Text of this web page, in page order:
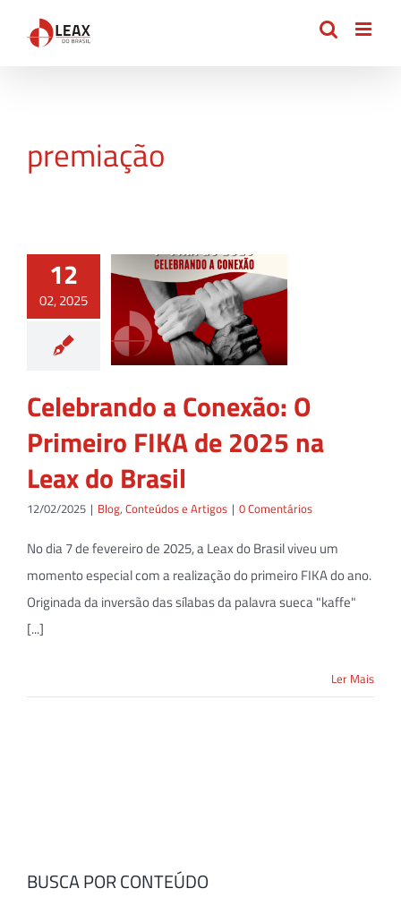
premiação
12
02, 2025
Celebrando a Conexão: O
Primeiro FIKA de 2025 na
Leax do Brasil
12/02/2025 | Blog, Conteúdos e Artigos | 0 Comentários
No dia 7 de fevereiro de 2025, a Leax do Brasil viveu um
momento especial com a realização do primeiro FIKA do ano.
Originada da inversão das sílabas da palavra sueca "kaffe"
[...]
Ler Mais
BUSCA POR CONTEÚDO